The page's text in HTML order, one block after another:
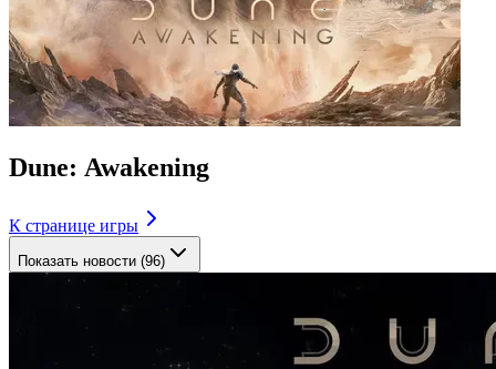
Dune: Awakening
К странице игры
Показать новости (96)